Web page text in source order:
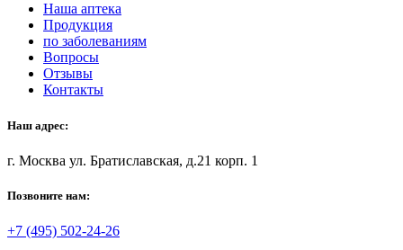
Наша аптека
Продукция
по заболеваниям
Вопросы
Отзывы
Контакты
Наш адрес:
г. Москва ул. Братиславская, д.21 корп. 1
Позвоните нам:
+7 (495) 502-24-26